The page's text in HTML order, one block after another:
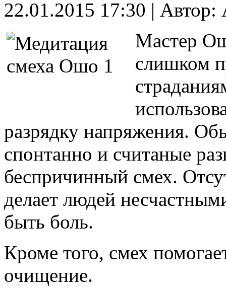
22.01.2015 17:30 | Автор:
Мастер
слишком
разрядку напряжения.
спонтанно и считаные
беспричинный смех.
делает людей
быть боль.
Кроме того, смех
очищение.